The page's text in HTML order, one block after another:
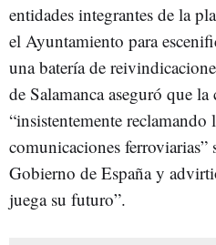
entidades integrantes de la
el Ayuntamiento para
una batería de
de Salamanca aseguró que
“insistentemente reclamando
comunicaciones ferroviarias”
Gobierno de España y
juega su futuro”.